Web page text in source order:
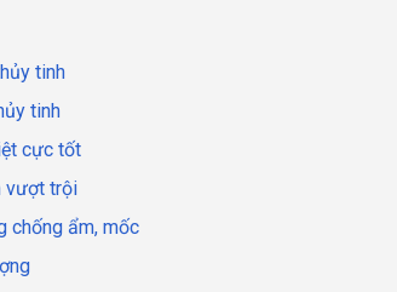
tinh
tinh
cực tốt
vượt trội
chống ẩm, mốc